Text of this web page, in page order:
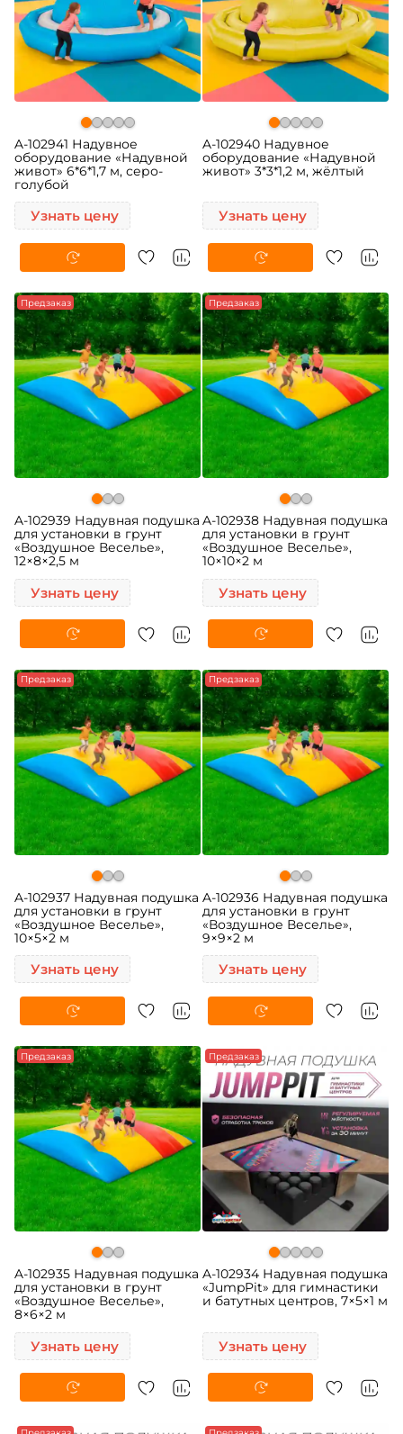
A-102941 Надувное
оборудование «Надувной
живот» 6*6*1,7 м, серо-
голубой
Узнать цену
A-102940 Надувное
оборудование «Надувной
живот» 3*3*1,2 м, жёлтый
Узнать цену
Предзаказ
A-102939 Надувная подушка
для установки в грунт
«Воздушное Веселье»,
12×8×2,5 м
Узнать цену
Предзаказ
A-102938 Надувная подушка
для установки в грунт
«Воздушное Веселье»,
10×10×2 м
Узнать цену
Предзаказ
A-102937 Надувная подушка
для установки в грунт
«Воздушное Веселье»,
10×5×2 м
Узнать цену
Предзаказ
A-102936 Надувная подушка
для установки в грунт
«Воздушное Веселье»,
9×9×2 м
Узнать цену
Предзаказ
A-102935 Надувная подушка
для установки в грунт
«Воздушное Веселье»,
8×6×2 м
Узнать цену
Предзаказ
A-102934 Надувная подушка
«JumpPit» для гимнастики
и батутных центров, 7×5×1 м
Узнать цену